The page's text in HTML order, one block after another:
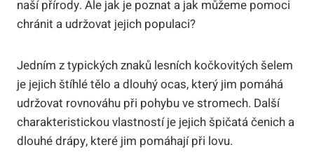
naší přírody. Ale jak je poznat a jak můžeme pomoci
chránit a udržovat jejich populaci?
Jedním z typických znaků lesních kočkovitých šelem
je jejich štíhlé tělo a dlouhý ocas, který jim pomáhá
udržovat rovnováhu při pohybu ve stromech. Další
charakteristickou vlastností je jejich špičatá čenich a
dlouhé drápy, které jim pomáhají při lovu.